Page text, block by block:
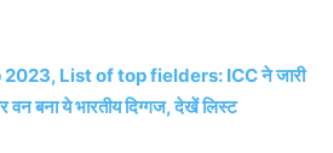
List of top fielders: ICC ने जारी
वन बना ये भारतीय दिग्गज, देखें लिस्ट